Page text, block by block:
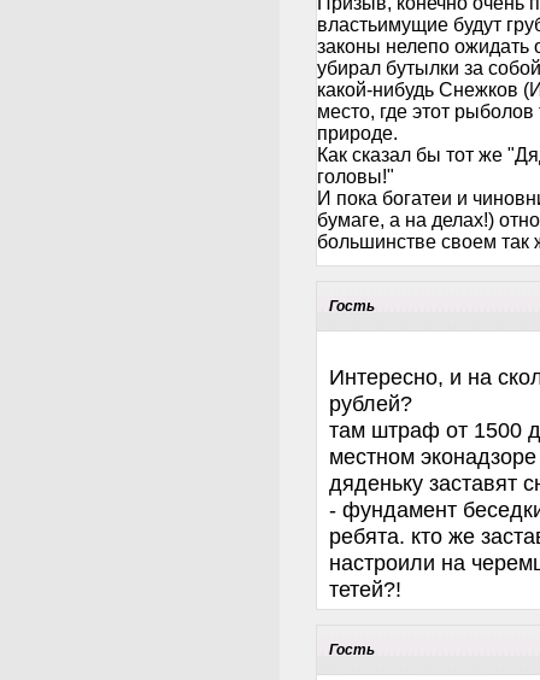
властьимущие будут
законы нелепо
убирал бутылки за
какой-нибудь Снежков
место, где этот
природе.
Как сказал бы тот же
головы!"
И пока богатеи и
бумаге, а на делах!)
большинстве своем так
Гость
Интересно, и на
рублей?
там штраф от 1500
местном
дяденьку заставят
- фундамент
ребята. кто же
настроили на
тетей?!
Гость